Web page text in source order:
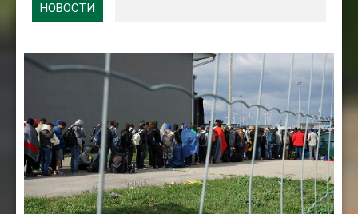
НОВОСТИ